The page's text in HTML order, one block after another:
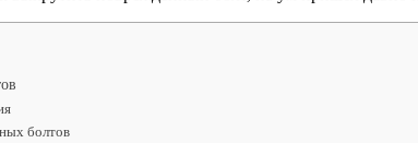
болтов